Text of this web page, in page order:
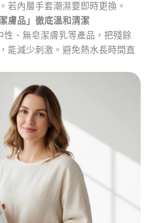
若內層手套潮濕要即時更換。
膚品」徹底溫和清潔
性、無皂潔膚乳等產品，把殘餘
能減少刺激。避免熱水長時間直